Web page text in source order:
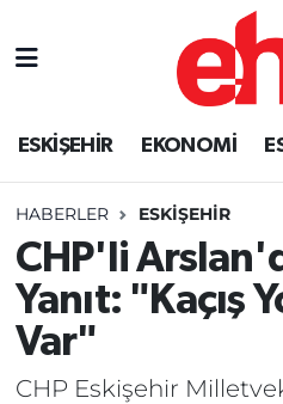
ESKİŞEHİR EKONOMİ
HABERLER ESKİŞEHİR
CHP'li
Yanıt: "Kaçış
Var"
CHP Eskişehir